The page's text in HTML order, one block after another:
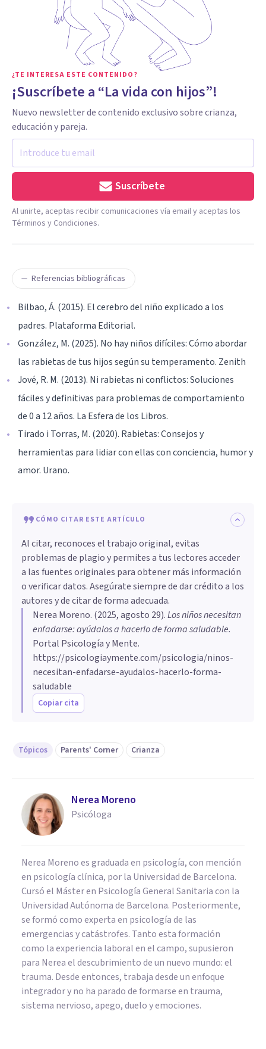
¿TE INTERESA ESTE CONTENIDO?
¡Suscríbete a “La vida con hijos”!
Nuevo newsletter de contenido exclusivo sobre crianza,
educación y pareja.
Suscríbete
Al unirte, aceptas recibir comunicaciones vía email y aceptas los
Términos y Condiciones.
Referencias bibliográficas
Bilbao, Á. (2015). El cerebro del niño explicado a los
padres. Plataforma Editorial.
González, M. (2025). No hay niños difíciles: Cómo abordar
las rabietas de tus hijos según su temperamento. Zenith
Jové, R. M. (2013). Ni rabietas ni conflictos: Soluciones
fáciles y definitivas para problemas de comportamiento
de 0 a 12 años. La Esfera de los Libros.
Tirado i Torras, M. (2020). Rabietas: Consejos y
herramientas para lidiar con ellas con conciencia, humor y
amor. Urano.
CÓMO CITAR ESTE ARTÍCULO
Al citar, reconoces el trabajo original, evitas
problemas de plagio y permites a tus lectores acceder
a las fuentes originales para obtener más información
o verificar datos. Asegúrate siempre de dar crédito a los
autores y de citar de forma adecuada.
Nerea Moreno. (2025, agosto 29).Los niños necesitan
enfadarse: ayúdalos a hacerlo de forma saludable.
Portal Psicología y Mente.
https://psicologiaymente.com/psicologia/ninos-
necesitan-enfadarse-ayudalos-hacerlo-forma-
saludable
Copiar cita
Tópicos Parents' Corner Crianza
Nerea Moreno
Psicóloga
Nerea Moreno es graduada en psicología, con mención
en psicología clínica, por la Universidad de Barcelona.
Cursó el Máster en Psicología General Sanitaria con la
Universidad Autónoma de Barcelona. Posteriormente,
se formó como experta en psicología de las
emergencias y catástrofes. Tanto esta formación
como la experiencia laboral en el campo, supusieron
para Nerea el descubrimiento de un nuevo mundo: el
trauma. Desde entonces, trabaja desde un enfoque
integrador y no ha parado de formarse en trauma,
sistema nervioso, apego, duelo y emociones.